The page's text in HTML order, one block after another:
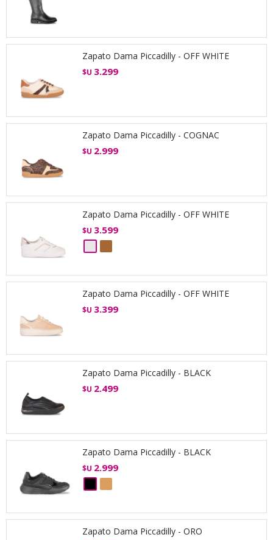
Zapato Dama Piccadilly - OFF WHITE
$U 3.299
Zapato Dama Piccadilly - COGNAC
$U 2.999
Zapato Dama Piccadilly - OFF WHITE
$U 3.599
Zapato Dama Piccadilly - OFF WHITE
$U 3.399
Zapato Dama Piccadilly - BLACK
$U 2.499
Zapato Dama Piccadilly - BLACK
$U 2.999
Zapato Dama Piccadilly - ORO